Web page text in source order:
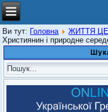
Ви тут: Головна ЖИТТЯ
Християнин і природне